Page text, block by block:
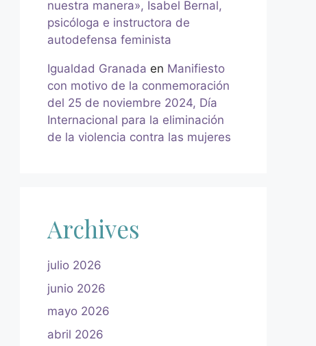
nuestra manera», Isabel Bernal,
psicóloga e instructora de
autodefensa feminista
Igualdad Granada en Manifiesto
con motivo de la conmemoración
del 25 de noviembre 2024, Día
Internacional para la eliminación
de la violencia contra las mujeres
Archives
julio 2026
junio 2026
mayo 2026
abril 2026